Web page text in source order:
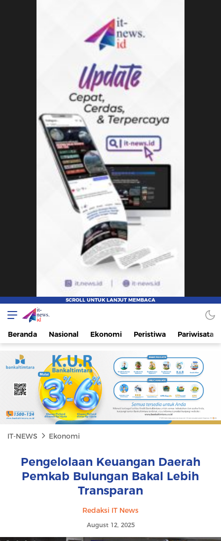
IT-NEWS
Update Cepat, Cerdas, dan Terpercaya
Beranda Nasional Ekonomi Peristiwa Pariwisata
IT-NEWS Ekonomi
Pengelolaan Keuangan Daerah
Pemkab Bulungan Bakal Lebih
Transparan
Redaksi IT News
August 12, 2025